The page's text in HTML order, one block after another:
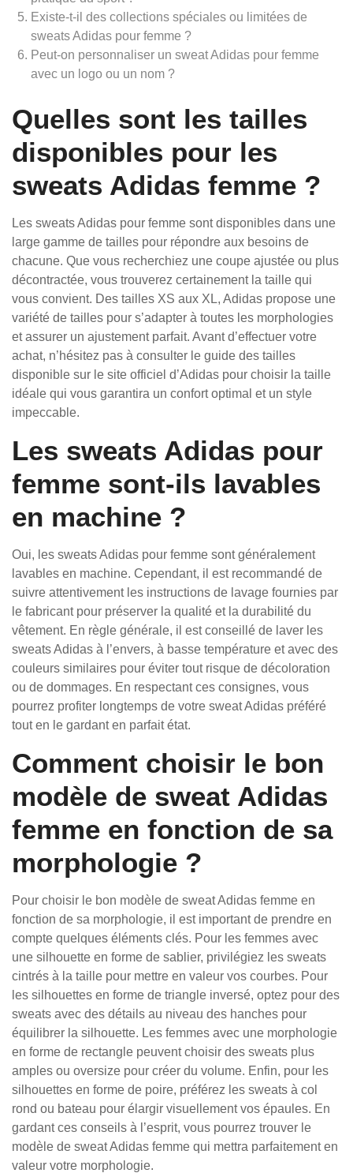
Existe-t-il des collections spéciales ou limitées de
sweats Adidas pour femme ?
Peut-on personnaliser un sweat Adidas pour femme
avec un logo ou un nom ?
Quelles sont les tailles
disponibles pour les
sweats Adidas femme ?
Les sweats Adidas pour femme sont disponibles dans une
large gamme de tailles pour répondre aux besoins de
chacune. Que vous recherchiez une coupe ajustée ou plus
décontractée, vous trouverez certainement la taille qui
vous convient. Des tailles XS aux XL, Adidas propose une
variété de tailles pour s’adapter à toutes les morphologies
et assurer un ajustement parfait. Avant d’effectuer votre
achat, n’hésitez pas à consulter le guide des tailles
disponible sur le site officiel d’Adidas pour choisir la taille
idéale qui vous garantira un confort optimal et un style
impeccable.
Les sweats Adidas pour
femme sont-ils lavables
en machine ?
Oui, les sweats Adidas pour femme sont généralement
lavables en machine. Cependant, il est recommandé de
suivre attentivement les instructions de lavage fournies par
le fabricant pour préserver la qualité et la durabilité du
vêtement. En règle générale, il est conseillé de laver les
sweats Adidas à l’envers, à basse température et avec des
couleurs similaires pour éviter tout risque de décoloration
ou de dommages. En respectant ces consignes, vous
pourrez profiter longtemps de votre sweat Adidas préféré
tout en le gardant en parfait état.
Comment choisir le bon
modèle de sweat Adidas
femme en fonction de sa
morphologie ?
Pour choisir le bon modèle de sweat Adidas femme en
fonction de sa morphologie, il est important de prendre en
compte quelques éléments clés. Pour les femmes avec
une silhouette en forme de sablier, privilégiez les sweats
cintrés à la taille pour mettre en valeur vos courbes. Pour
les silhouettes en forme de triangle inversé, optez pour des
sweats avec des détails au niveau des hanches pour
équilibrer la silhouette. Les femmes avec une morphologie
en forme de rectangle peuvent choisir des sweats plus
amples ou oversize pour créer du volume. Enfin, pour les
silhouettes en forme de poire, préférez les sweats à col
rond ou bateau pour élargir visuellement vos épaules. En
gardant ces conseils à l’esprit, vous pourrez trouver le
modèle de sweat Adidas femme qui mettra parfaitement en
valeur votre morphologie.